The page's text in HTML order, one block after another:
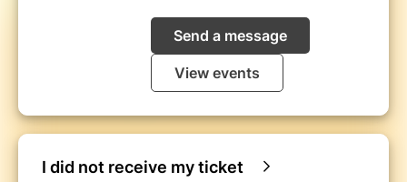
Send a message
View events
I did not receive my ticket